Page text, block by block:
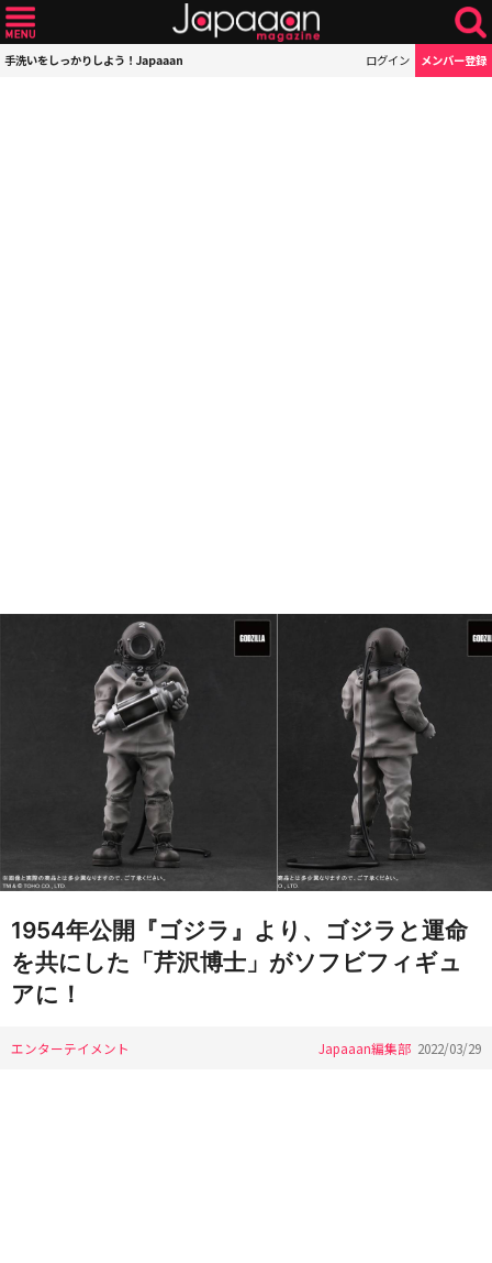
手洗いをしっかりしよう！Japaaan ログイン メンバー登録
1954年公開『ゴジラ』より、ゴジラと運命
を共にした「芹沢博士」がソフビフィギュ
アに！
エンターテイメント Japaaan編集部 2022/03/29